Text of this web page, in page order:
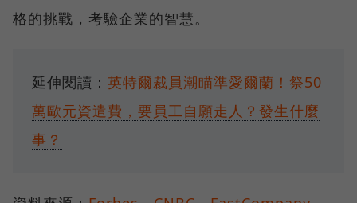
格的挑戰，考驗企業的智慧。
延伸閱讀： 英特爾裁員潮瞄準愛爾蘭！祭50
萬歐元資遣費，要員工自願走人？發生什麼
事？